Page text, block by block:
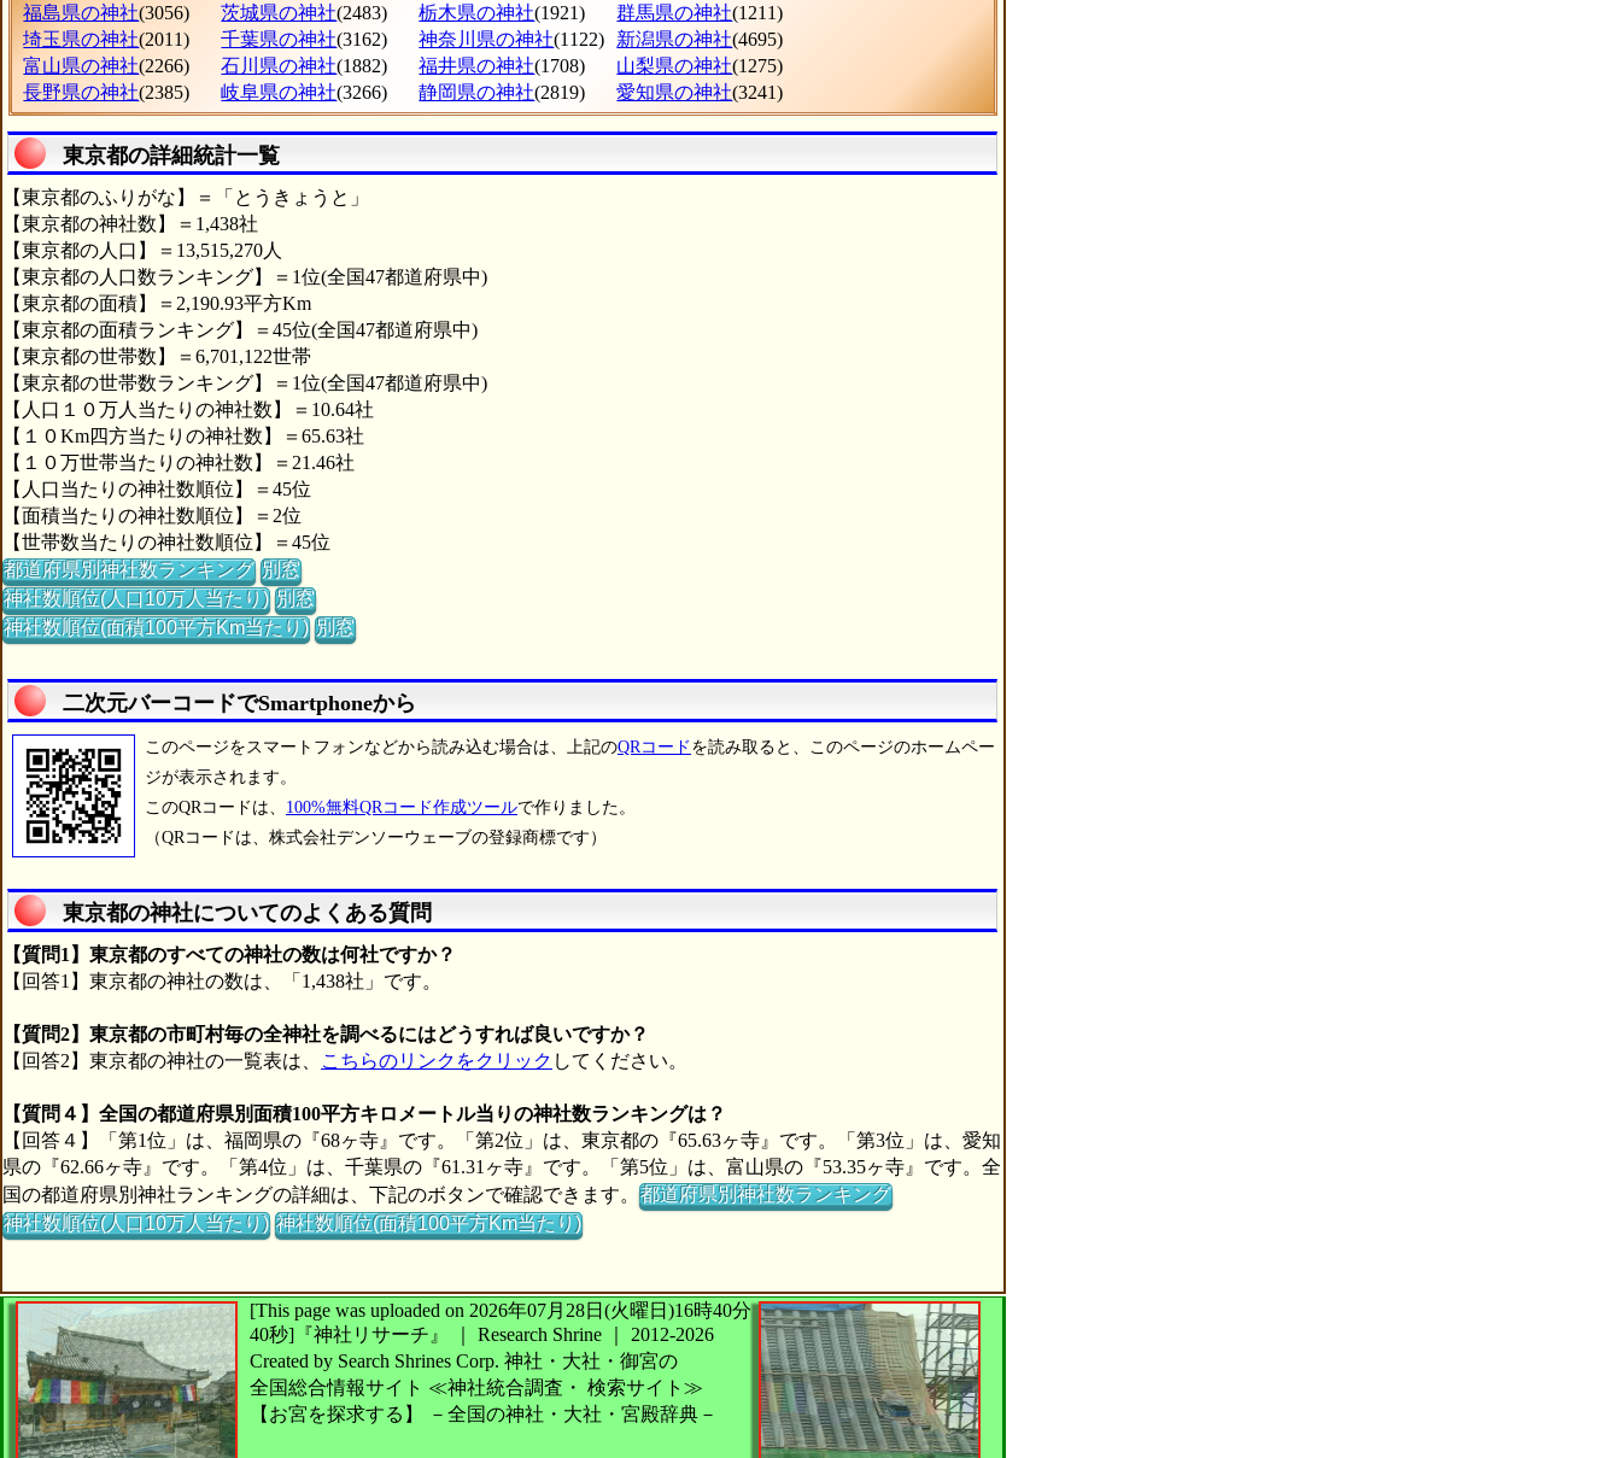
福島県の神社(3056) 茨城県の神社(2483) 栃木県の神社(1921) 群馬県の神社(1211)
埼玉県の神社(2011) 千葉県の神社(3162) 神奈川県の神社(1122) 新潟県の神社(4695)
富山県の神社(2266) 石川県の神社(1882) 福井県の神社(1708) 山梨県の神社(1275)
長野県の神社(2385) 岐阜県の神社(3266) 静岡県の神社(2819) 愛知県の神社(3241)
東京都の詳細統計一覧
【東京都のふりがな】＝「とうきょうと」
【東京都の神社数】＝1,438社
【東京都の人口】＝13,515,270人
【東京都の人口数ランキング】＝1位(全国47都道府県中)
【東京都の面積】＝2,190.93平方Km
【東京都の面積ランキング】＝45位(全国47都道府県中)
【東京都の世帯数】＝6,701,122世帯
【東京都の世帯数ランキング】＝1位(全国47都道府県中)
【人口１０万人当たりの神社数】＝10.64社
【１０Km四方当たりの神社数】＝65.63社
【１０万世帯当たりの神社数】＝21.46社
【人口当たりの神社数順位】＝45位
【面積当たりの神社数順位】＝2位
【世帯数当たりの神社数順位】＝45位
都道府県別神社数ランキング 別窓
神社数順位(人口10万人当たり) 別窓
神社数順位(面積100平方Km当たり) 別窓
二次元バーコードでSmartphoneから
このページをスマートフォンなどから読み込む場合は、上記のQRコード を読み取ると、このページのホームペー
ジが表示されます。
このQRコードは、 100%無料QRコード作成ツールで作りました。
（QRコードは、株式会社デンソーウェーブの登録商標です）
東京都の神社についてのよくある質問
【質問1】東京都のすべての神社の数は何社ですか？
【回答1】東京都の神社の数は、「1,438社」です。
【質問2】東京都の市町村毎の全神社を調べるにはどうすれば良いですか？
【回答2】東京都の神社の一覧表は、
こちらのリンクをクリック してください。
【質問４】全国の都道府県別面積100平方キロメートル当りの神社数ランキングは？
【回答４】「第1位」は、福岡県の『68ヶ寺』です。「第2位」は、東京都の『65.63ヶ寺』です。「第3位」は、愛知
県の『62.66ヶ寺』です。「第4位」は、千葉県の『61.31ヶ寺』です。「第5位」は、富山県の『53.35ヶ寺』です。全
国の都道府県別神社ランキングの詳細は、下記のボタンで確認できます。都道府県別神社数ランキング
神社数順位(人口10万人当たり) 神社数順位(面積100平方Km当たり)
[This page was uploaded on 2026年07月28日(火曜日)16時40分
40秒] 『神社リサーチ』 ｜ Research Shrine
2012-2026
Created by Search Shrines Corp. 神社・大社・御宮の
全国総合情報サイト ≪神社統合調査・ 検索サイト≫
【お宮を探求する】
－全国の神社・大社・宮殿辞典－